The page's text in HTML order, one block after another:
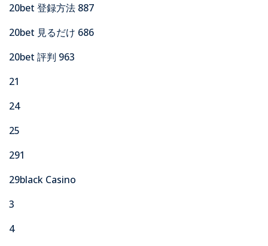
20bet 登録方法 887
20bet 見るだけ 686
20bet 評判 963
21
24
25
291
29black Casino
3
4